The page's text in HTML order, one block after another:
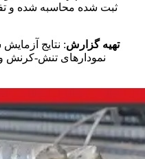
ثبت شده محاسبه شده و
تهیه گزارش: نتایج
نمودارهای تنش-